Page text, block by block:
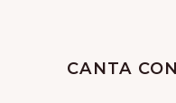
CANTA